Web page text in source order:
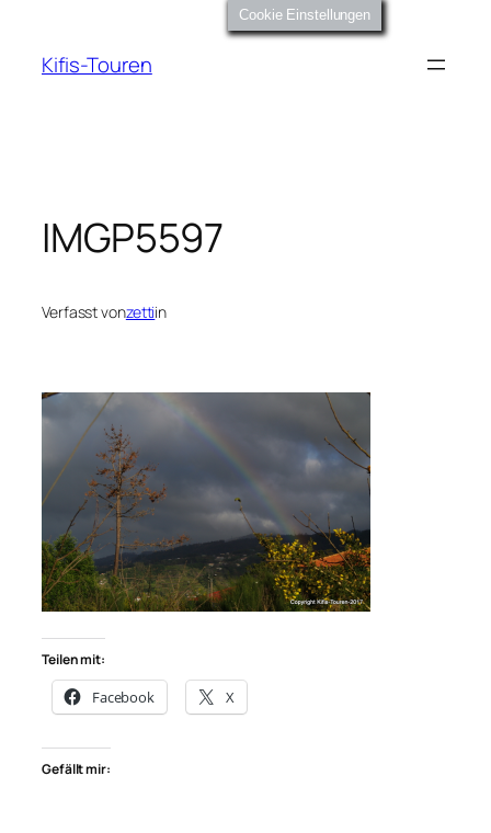
springen
Kifis-Touren
IMGP5597
Verfasst vonzettiin
Teilen mit:
Facebook X
Gefällt mir:
Cookie Einstellungen